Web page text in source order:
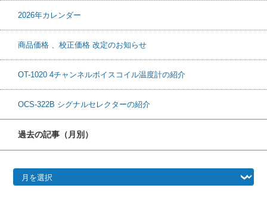
2026年カレンダー
商品価格 、校正価格 改定のお知らせ
OT-1020 4チャンネルボイスコイル温度計の紹介
OCS-322B シグナルセレクターの紹介
過去の記事（月別）